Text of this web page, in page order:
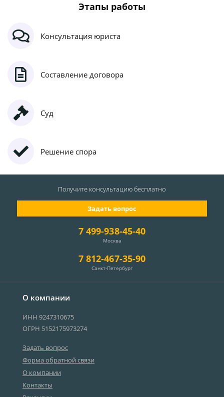
Этапы работы
Консультация юриста
Составление договора
Суд
Решение спора
О компании
ИНН 9247310675
ОГРН 5152175973274
Задать вопрос
Форма обратной связи
О компании
Контакты
7 499-938-45-40
Москва
7 812-467-35-90
Санкт-Петербург
Задать вопрос
Получите консультациюбесплатно